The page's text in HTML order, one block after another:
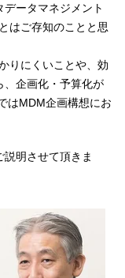
ータマネジメント
はご存知のことと思
りにくいことや、効
、企画化・予算化が
はMDM企画構想にお
説明させて頂きま